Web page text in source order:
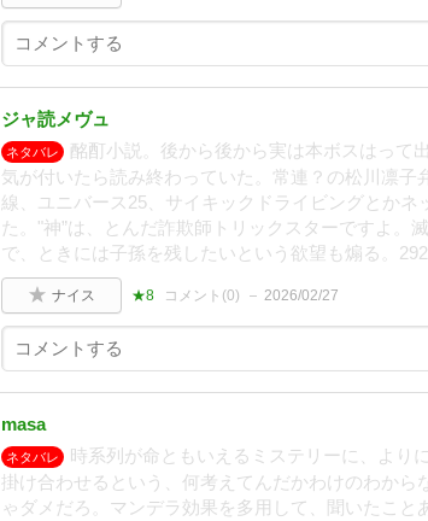
ジャ読メヴュ
ネタバレ
酩酊小説。後から後から実は本ボスはって
気が付いたら読み終わっていた。常連？の松川凛子
線、ユニバース25、サイキックドライビングとかネ
た。"神”は、とんだ詐欺師トリックスターですよ。
で、ときには子孫を残したいという欲望も煽る。
ナイス ★8 コメント(0) 2026/02/27
masa
ネタバレ
時系列が命ともいえるミステリーに、より
掛け合わせるという、何考えてんだかわけのわから
ゃダメだろ。マンデラ効果を多用して、聞いたこと